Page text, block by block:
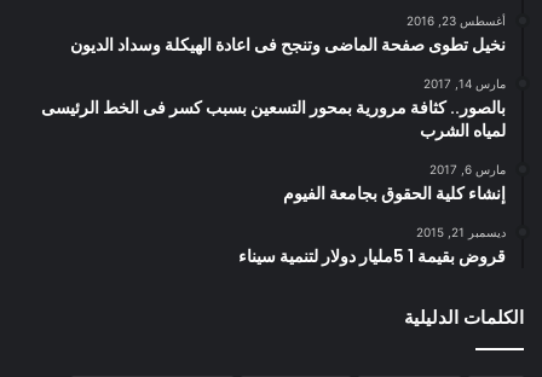
أغسطس 23, 2016
نخيل تطوى صفحة الماضى وتنجح فى اعادة الهيكلة وسداد الديون
مارس 14, 2017
بالصور.. كثافة مرورية بمحور التسعين بسبب كسر فى الخط الرئيسى
لمياه الشرب
مارس 6, 2017
إنشاء كلية الحقوق بجامعة الفيوم
ديسمبر 21, 2015
قروض بقيمة 1 5مليار دولار لتنمية سيناء
الكلمات الدليلية